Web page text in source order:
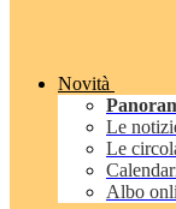
Novità
Le
Le
Albo